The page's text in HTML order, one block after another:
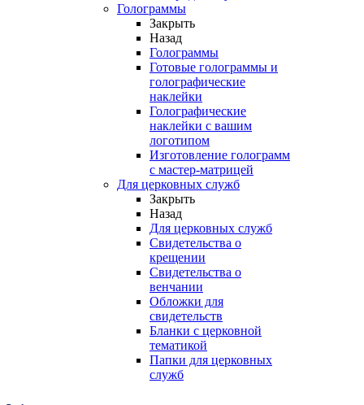
Голограммы
Закрыть
Назад
Голограммы
Готовые голограммы и
голографические
наклейки
Голографические
наклейки с вашим
логотипом
Изготовление голограмм
с мастер-матрицей
Для церковных служб
Закрыть
Назад
Для церковных служб
Свидетельства о
крещении
Свидетельства о
венчании
Обложки для
свидетельств
Бланки с церковной
тематикой
Папки для церковных
служб